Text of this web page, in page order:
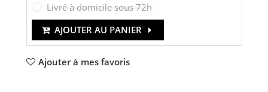
Livré à domicile sous 72h
AJOUTER AU PANIER
Ajouter à mes favoris